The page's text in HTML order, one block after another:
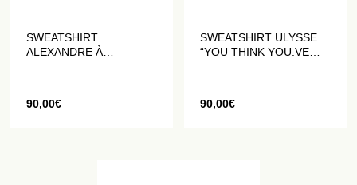
SWEATSHIRT
ALEXANDRE À
90,00€
SWEATSHIRT ULYSSE
“YOU THINK YOU.VE
90,00€